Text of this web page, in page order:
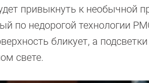
привыкнуть к необычной
недорогой технологии
бликует, а
свете.